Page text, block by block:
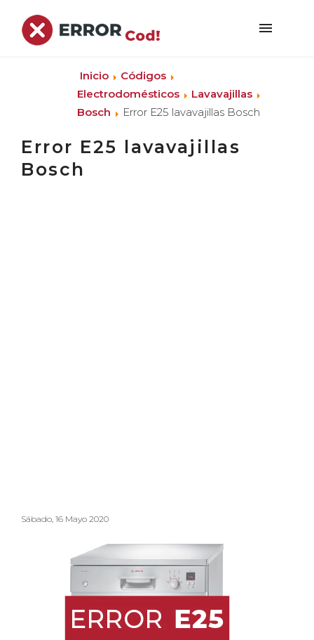
Inicio
Códigos
Electrodomésticos
Lavavajillas
Bosch
Error E25 lavavajillas Bosch
Error E25 lavavajillas
Bosch
Sábado, 16 Mayo 2020